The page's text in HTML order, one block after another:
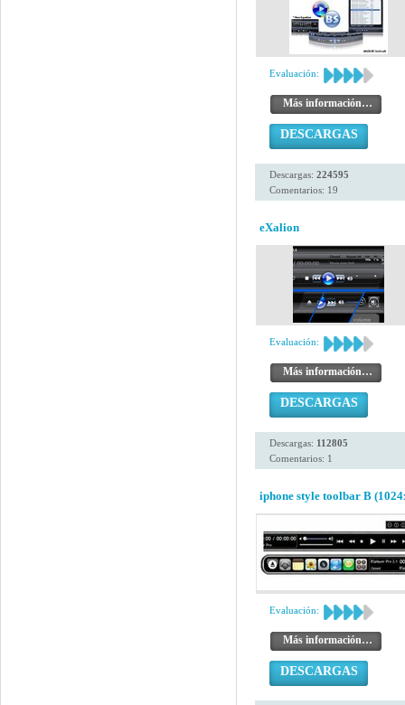
Evaluación:
Más información…
DESCARGAS
Descargas: 224595
Comentarios: 19
eXalion
Evaluación:
Más información…
DESCARGAS
Descargas: 112805
Comentarios: 1
iphone style toolbar B
Evaluación:
Más información…
DESCARGAS